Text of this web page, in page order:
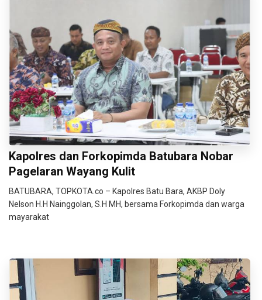
Kapolres dan Forkopimda Batubara Nobar
Pagelaran Wayang Kulit
BATUBARA, TOPKOTA.co – Kapolres Batu Bara, AKBP Doly
Nelson H.H Nainggolan, S.H MH, bersama Forkopimda dan warga
mayarakat